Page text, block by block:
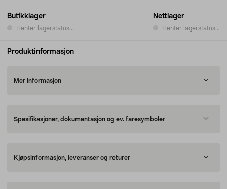
Butikklager
Henter lagerstatus...
Nettlager
Henter lagerstatus...
Produktinformasjon
Mer informasjon
Spesifikasjoner, dokumentasjon og ev. faresymboler
Kjøpsinformasjon, leveranser og returer